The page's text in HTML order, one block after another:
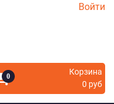
Войти
0
Корзина
0 руб